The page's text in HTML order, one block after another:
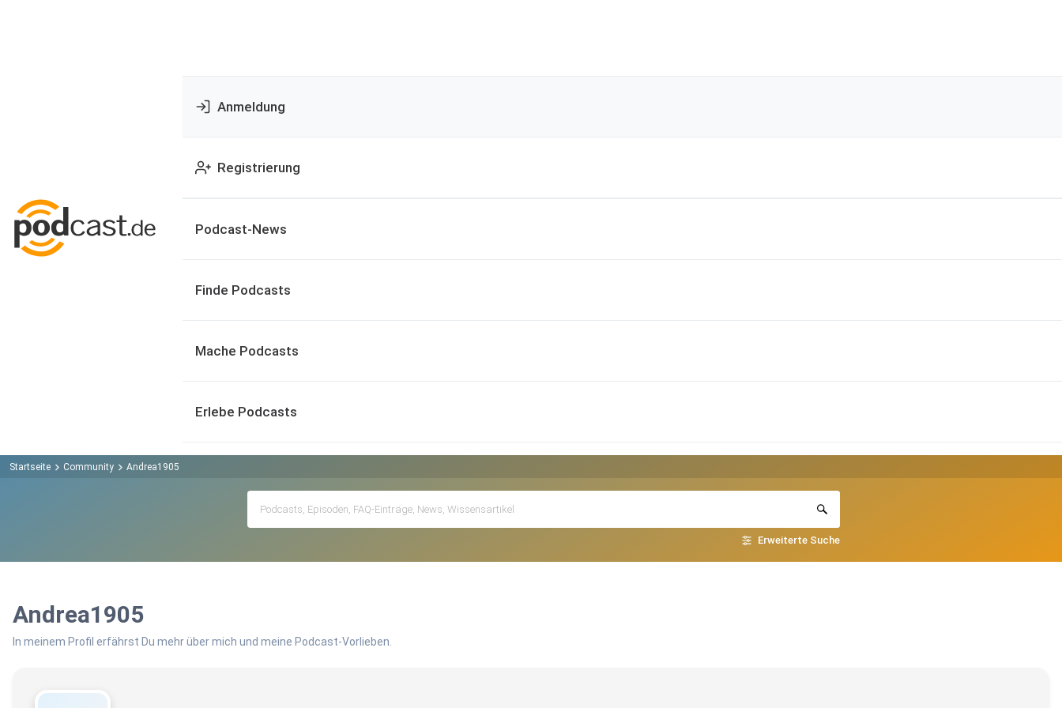
Anmeldung
Registrierung
Podcast-News
Finde Podcasts
Mache Podcasts
Erlebe Podcasts
Startseite Community Andrea1905
Erweiterte Suche
Andrea1905
In meinem Profil erfährst Du mehr über mich und meine Podcast-Vorlieben.